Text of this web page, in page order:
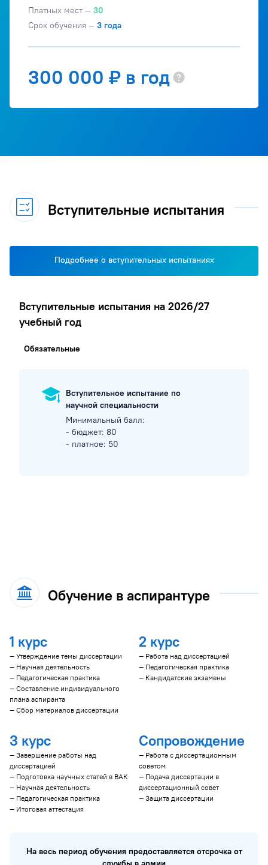
Платных мест — 30
Срок обучения — 3 года
300 000 ₽ в год
Вступительные испытания
Подробнее о вступительных испытаниях
Вступительные испытания на 2026/27
учебный год
Обязательные
Вступительное испытание по
научной специальности
Минимальный балл:
- бюджет: 80
- платное: 50
Обучение в аспирантуре
1 курс
— Утверждение темы диссертации
— Научная деятельность
— Педагогическая практика
— Составление индивидуального
плана аспиранта
— Сбор материалов диссертации
2 курс
— Работа над диссертацией
— Педагогическая практика
— Кандидатские экзамены
3 курс
— Завершение работы над
диссертацией
— Подготовка научных статей в ВАК
— Научная деятельность
— Педагогическая практика
— Итоговая аттестация
Сопровождение
— Работа с диссертационным
советом
— Подача диссертации в
диссертационный совет
— Защита диссертации
На весь период обучения предоставляется отсрочка от